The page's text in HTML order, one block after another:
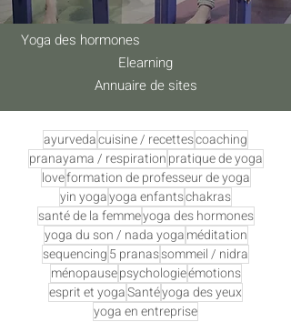
Yoga des hormones
Elearning
Annuaire de sites
ayurvedacuisine / recettescoaching
pranayama / respirationpratique de yoga
loveformation de professeur de yoga
yin yogayoga enfantschakras
santé de la femmeyoga des hormones
yoga du son / nada yogaméditation
sequencing5 pranassommeil / nidra
ménopausepsychologieémotions
esprit et yogaSantéyoga des yeux
yoga en entreprise